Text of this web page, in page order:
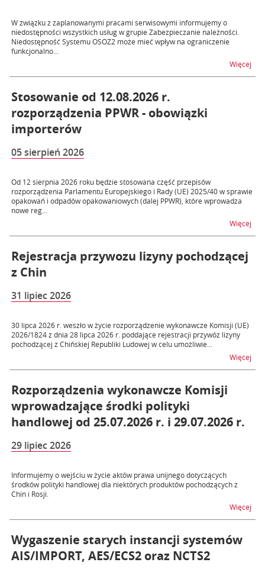
W związku z zaplanowanymi pracami serwisowymi informujemy o
niedostępności wszystkich usług w grupie Zabezpieczanie należności.
Niedostępność Systemu OSOZ2 może mieć wpływ na ograniczenie
funkcjonalno...
Więcej
Stosowanie od 12.08.2026 r.
rozporządzenia PPWR - obowiązki
importerów
05 sierpień 2026
Od 12 sierpnia 2026 roku będzie stosowana część przepisów
rozporządzenia Parlamentu Europejskiego i Rady (UE) 2025/40 w sprawie
opakowań i odpadów opakowaniowych (dalej PPWR), które wprowadza
nowe reg...
Więcej
Rejestracja przywozu lizyny pochodzącej
z Chin
31 lipiec 2026
30 lipca 2026 r. weszło w życie rozporządzenie wykonawcze Komisji (UE)
2026/1824 z dnia 28 lipca 2026 r. poddające rejestracji przywóz lizyny
pochodzącej z Chińskiej Republiki Ludowej w celu umożliwie...
Więcej
Rozporządzenia wykonawcze Komisji
wprowadzające środki polityki
handlowej od 25.07.2026 r. i 29.07.2026 r.
29 lipiec 2026
Informujemy o wejściu w życie aktów prawa unijnego dotyczących
środków polityki handlowej dla niektórych produktów pochodzących z
Chin i Rosji.
Więcej
Wygaszenie starych instancji systemów
AIS/IMPORT, AES/ECS2 oraz NCTS2